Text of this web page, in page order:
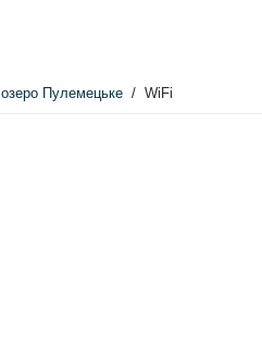
озеро Пулемецьке WiFi